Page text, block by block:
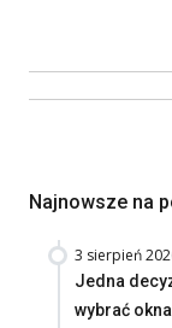
Najnowsze na
3 sierpień
Jedna
wybrać